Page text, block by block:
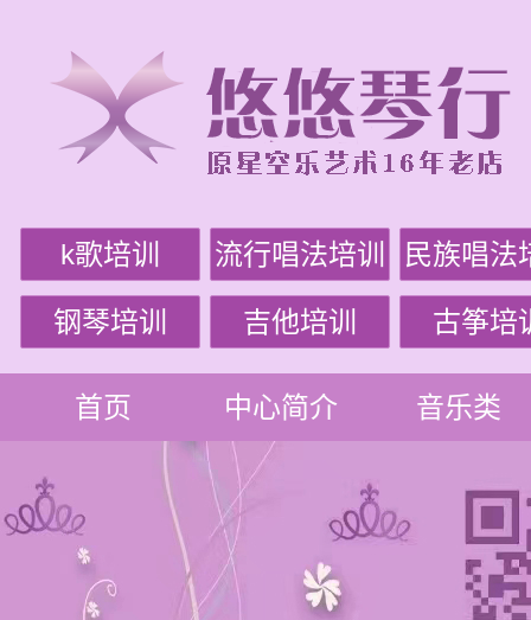
k歌培训 流行唱法培训 民族唱法
钢琴培训 吉他培训 古筝培
首页 中心简介 音乐类